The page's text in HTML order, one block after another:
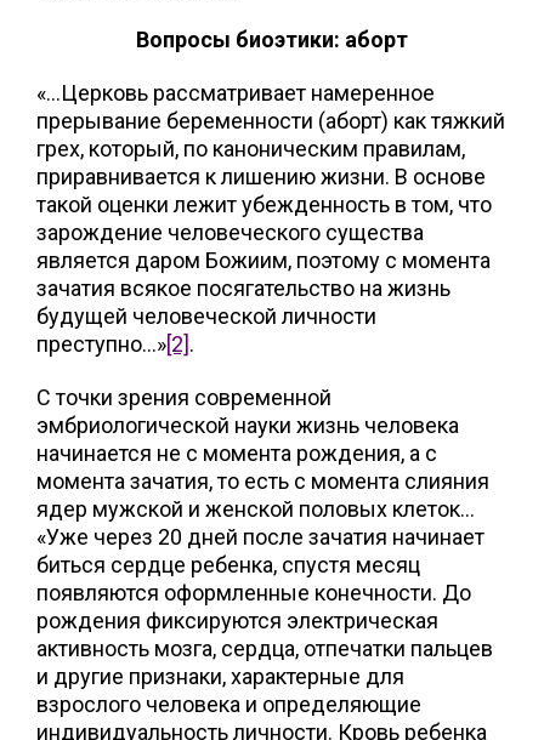
Вопросы биоэтики: аборт
«…Церковь рассматривает намеренное
прерывание беременности (аборт) как тяжкий
грех, который, по каноническим правилам,
приравнивается к лишению жизни. В основе
такой оценки лежит убежденность в том, что
зарождение человеческого существа
является даром Божиим, поэтому с момента
зачатия всякое посягательство на жизнь
будущей человеческой личности
преступно…»[2].
С точки зрения современной
эмбриологической науки жизнь человека
начинается не с момента рождения, а с
момента зачатия, то есть с момента слияния
ядер мужской и женской половых клеток…
«Уже через 20 дней после зачатия начинает
биться сердце ребенка, спустя месяц
появляются оформленные конечности. До
рождения фиксируются электрическая
активность мозга, сердца, отпечатки пальцев
и другие признаки, характерные для
взрослого человека и определяющие
индивидуальность личности. Кровь ребенка